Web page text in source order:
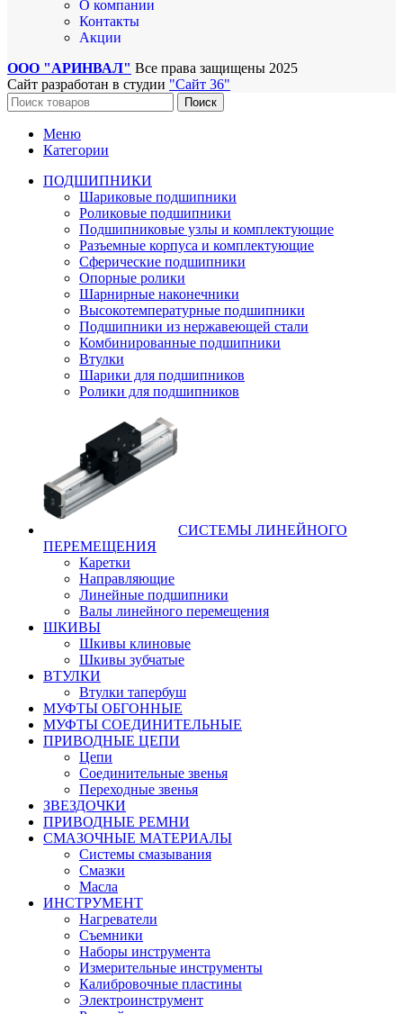
О компании
Контакты
Акции
ООО "АРИНВАЛ" Все права защищены 2025
Сайт разработан в студии "Сайт 36"
Поиск
Меню
Категории
ПОДШИПНИКИ
Шариковые подшипники
Роликовые подшипники
Подшипниковые узлы и комплектующие
Разъемные корпуса и комплектующие
Сферические подшипники
Опорные ролики
Шарнирные наконечники
Высокотемпературные подшипники
Подшипники из нержавеющей стали
Комбинированные подшипники
Втулки
Шарики для подшипников
Ролики для подшипников
СИСТЕМЫ ЛИНЕЙНОГО
ПЕРЕМЕЩЕНИЯ
Каретки
Направляющие
Линейные подшипники
Валы линейного перемещения
ШКИВЫ
Шкивы клиновые
Шкивы зубчатые
ВТУЛКИ
Втулки тапербуш
МУФТЫ ОБГОННЫЕ
МУФТЫ СОЕДИНИТЕЛЬНЫЕ
ПРИВОДНЫЕ ЦЕПИ
Цепи
Соединительные звенья
Переходные звенья
ЗВЕЗДОЧКИ
ПРИВОДНЫЕ РЕМНИ
СМАЗОЧНЫЕ МАТЕРИАЛЫ
Системы смазывания
Смазки
Масла
ИНСТРУМЕНТ
Нагреватели
Съемники
Наборы инструмента
Измерительные инструменты
Калибровочные пластины
Электроинструмент